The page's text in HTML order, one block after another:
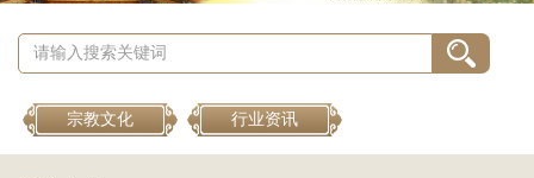
宗教文化 行业资讯